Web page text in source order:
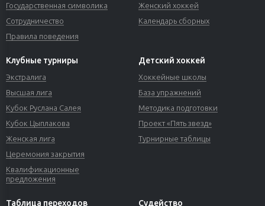
Государственная символика
Сотрудничество
Правила поведения
Женский хоккей
Календарь сборных
Клубные турниры
Экстралига
Высшая лига
Кубок Руслана Салея
Кубок Цыплакова
Женская лига
Церемония закрытия
Квалификационные
предложения
Детский хоккей
Хоккейные школы
База упражнений
Методика подготовки
Проект «Пять звезд»
Турнирные таблицы
Таблица переходов Судейство